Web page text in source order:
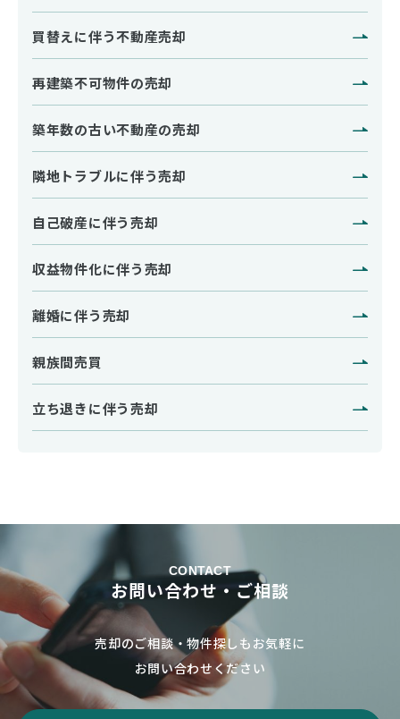
買替えに伴う不動産売却
再建築不可物件の売却
築年数の古い不動産の売却
隣地トラブルに伴う売却
自己破産に伴う売却
収益物件化に伴う売却
離婚に伴う売却
親族間売買
立ち退きに伴う売却
CONTACT
お問い合わせ・ご相談
売却のご相談・物件探しもお気軽に
お問い合わせください